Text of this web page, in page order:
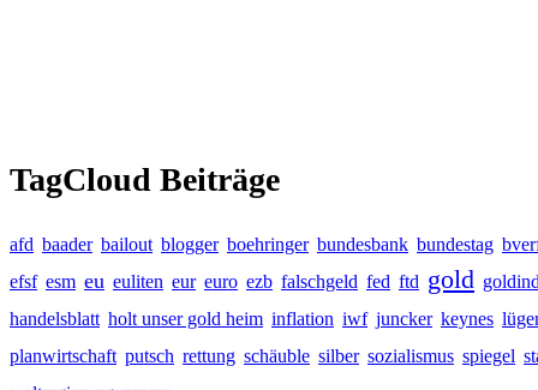
TagCloud Beiträge
afd baader bailout blogger boehringer bundesbank bundestag
efsf esm eu euliten eur euro ezb falschgeld fed ftd gold
handelsblatt holt unser gold heim inflation iwf juncker keynes
planwirtschaft putsch rettung schäuble silber sozialismus spiegel